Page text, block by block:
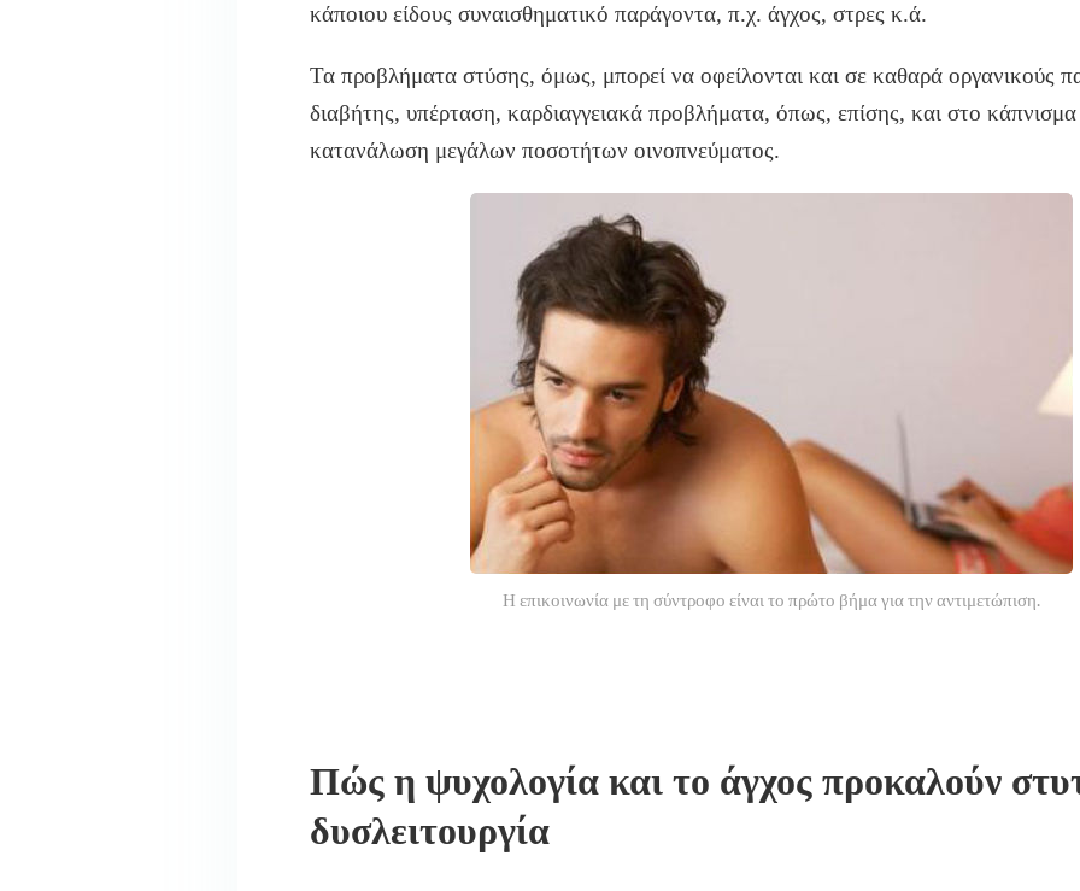
κάποιου είδους συναισθηματικό παράγοντα, π.χ. άγχος, στρες κ.ά.
Τα προβλήματα στύσης, όμως, μπορεί να οφείλονται και σε καθαρά οργανικούς
διαβήτης, υπέρταση, καρδιαγγειακά προβλήματα, όπως, επίσης, και στο
κατανάλωση μεγάλων ποσοτήτων οινοπνεύματος.
Η επικοινωνία με τη σύντροφο είναι το πρώτο βήμα για την αντιμετώπιση.
Πώς η ψυχολογία και το άγχος προκαλούν
δυσλειτουργία